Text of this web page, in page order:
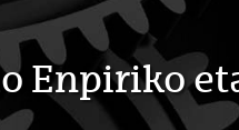
Enpiriko